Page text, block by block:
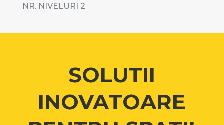
NR. NIVELURI 2
SOLUTII
INOVATOARE